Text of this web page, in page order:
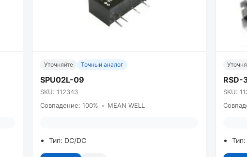
Уточняйте Точный аналог
SPU02L-09
SKU: 112343
Совпадение: 100% • MEAN WELL
Тип: DC/DC
SKU:
Тип: